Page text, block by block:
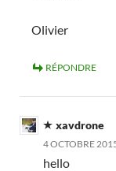
Olivier
RÉPONDRE
xavdrone
4 OCTOBRE
hello